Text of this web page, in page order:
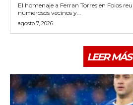
El homenaje a Ferran Torres en Foios
numerosos vecinos y...
agosto 7, 2026
LEER MÁS